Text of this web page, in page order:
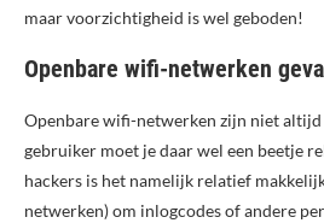
maar voorzichtigheid is wel geboden!
Openbare wifi-netwerken
Openbare wifi-netwerken zijn niet altijd
gebruiker moet je daar wel een beetje
hackers is het namelijk relatief
netwerken) om inlogcodes of andere